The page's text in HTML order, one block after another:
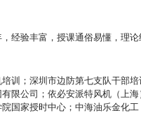
经验丰富，授课通俗易懂，理论
训；深圳市边防第七支队干部
限公司；依必安派特风机（上
国家授时中心；中海油乐金化